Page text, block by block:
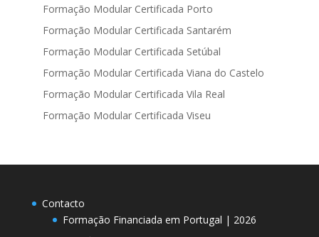
Formação Modular Certificada Porto
Formação Modular Certificada Santarém
Formação Modular Certificada Setúbal
Formação Modular Certificada Viana do Castelo
Formação Modular Certificada Vila Real
Formação Modular Certificada Viseu
Contacto
Formação Financiada em Portugal | 2026